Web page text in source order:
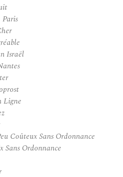
Israël
Ligne
Coûteux Sans Ordonnance
Ordonnance